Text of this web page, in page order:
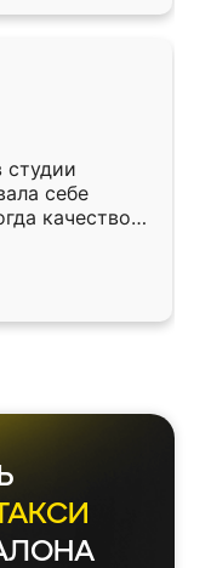
студии
себе
качеством
уже почти